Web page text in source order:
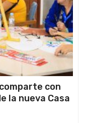
con
la nueva Casa
en Caracas